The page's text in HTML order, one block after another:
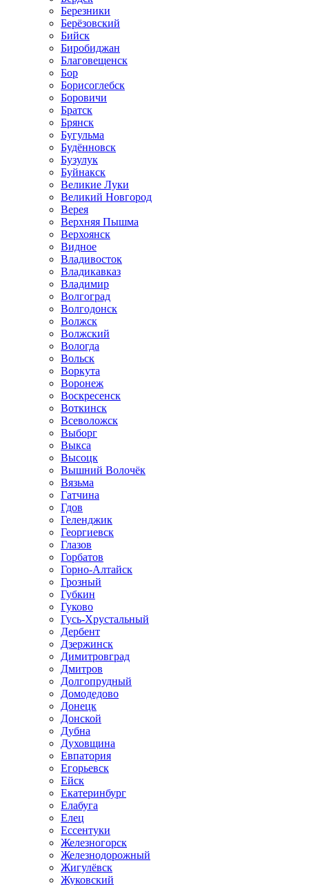
Березники
Берёзовский
Бийск
Биробиджан
Благовещенск
Бор
Борисоглебск
Боровичи
Братск
Брянск
Бугульма
Будённовск
Бузулук
Буйнакск
Великие Луки
Великий Новгород
Верея
Верхняя Пышма
Верхоянск
Видное
Владивосток
Владикавказ
Владимир
Волгоград
Волгодонск
Волжск
Волжский
Вологда
Вольск
Воркута
Воронеж
Воскресенск
Воткинск
Всеволожск
Выборг
Выкса
Высоцк
Вышний Волочёк
Вязьма
Гатчина
Гдов
Геленджик
Георгиевск
Глазов
Горбатов
Горно-Алтайск
Грозный
Губкин
Гуково
Гусь-Хрустальный
Дербент
Дзержинск
Димитровград
Дмитров
Долгопрудный
Домодедово
Донецк
Донской
Дубна
Духовщина
Евпатория
Егорьевск
Ейск
Екатеринбург
Елабуга
Елец
Ессентуки
Железногорск
Железнодорожный
Жигулёвск
Жуковский